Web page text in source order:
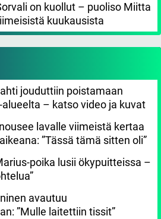
on kuollut – puoliso Miitta
kuukausista
jouduttiin poistamaan
– katso video ja kuvat
lavalle viimeistä kertaa
”Tässä tämä sitten oli”
poika lusii ökypuitteissa –
avautuu
”Mulle laitettiin tissit”